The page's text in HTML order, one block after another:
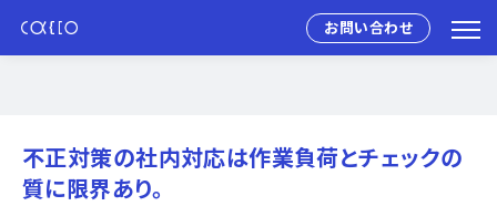
お問い合わせ
不正対策の社内対応は作業負荷とチェックの
質に限界あり。